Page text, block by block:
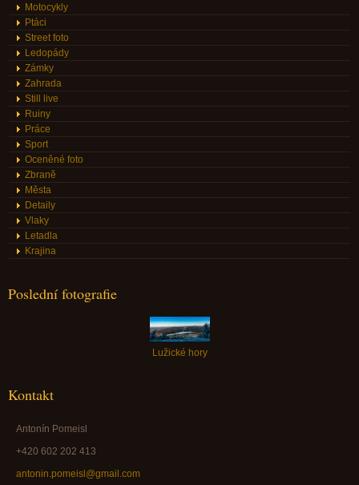
Motocykly
Ptáci
Street foto
Ledopády
Zámky
Zahrada
Still live
Ruiny
Práce
Sport
Oceněné foto
Zbraně
Města
Detaily
Vlaky
Letadla
Krajina
Poslední fotografie
Lužické hory
Kontakt
Antonín Pomeisl
+420 602 202 413
antonin.pomeisl@gmail.com